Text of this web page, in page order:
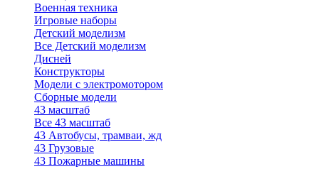
Военная техника
Игровые наборы
Детский моделизм
Все Детский моделизм
Дисней
Конструкторы
Модели с электромотором
Сборные модели
43 масштаб
Все 43 масштаб
43 Автобусы, трамваи, жд
43 Грузовые
43 Пожарные машины